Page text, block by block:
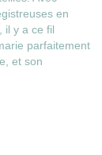
en
il y a ce fil
parfaitement
et son